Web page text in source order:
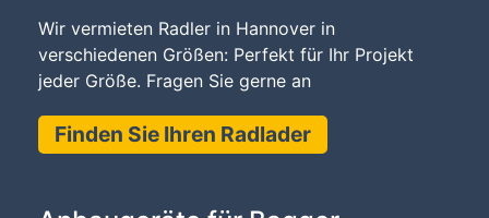
Wir vermieten Radler in Hannover in
verschiedenen Größen: Perfekt für Ihr Projekt
jeder Größe. Fragen Sie gerne an
Finden Sie Ihren Radlader